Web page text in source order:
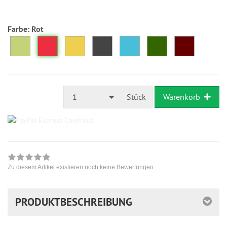
Farbe: Rot
1 Stück Warenkorb
Zu diesem Artikel existieren noch keine Bewertungen
PRODUKTBESCHREIBUNG